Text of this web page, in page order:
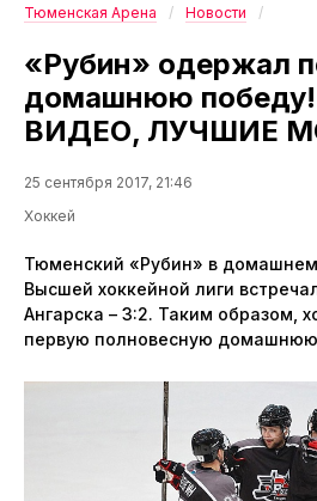
Тюменская Арена Новости
«Рубин» одержал
домашнюю
ВИДЕО, ЛУЧШИЕ
25 сентября 2017, 21:46
Хоккей
Тюменский «Рубин» в
Высшей хоккейной лиги
Ангарска – 3:2. Таким образом,
первую полновесную домашнюю